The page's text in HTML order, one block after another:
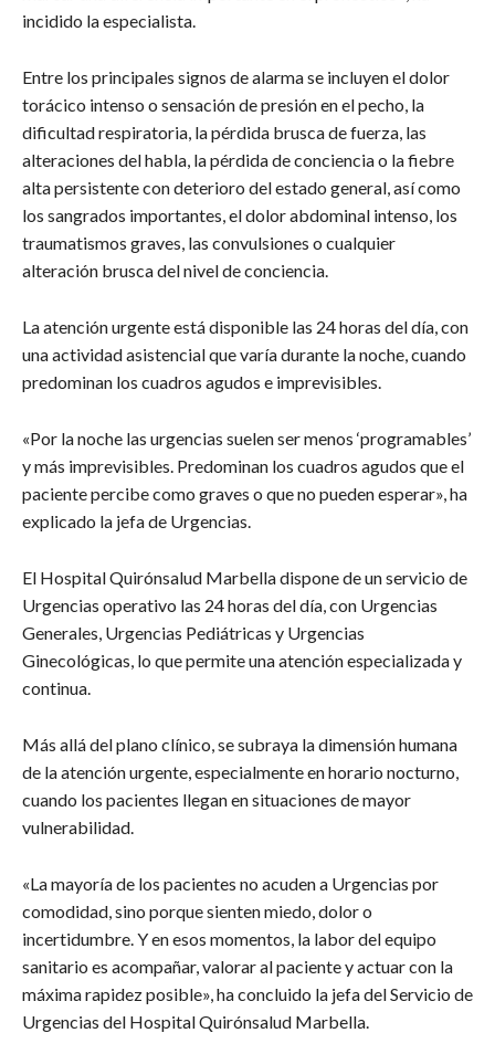
incidido la especialista.
Entre los principales signos de alarma se incluyen el dolor
torácico intenso o sensación de presión en el pecho, la
dificultad respiratoria, la pérdida brusca de fuerza, las
alteraciones del habla, la pérdida de conciencia o la fiebre
alta persistente con deterioro del estado general, así como
los sangrados importantes, el dolor abdominal intenso, los
traumatismos graves, las convulsiones o cualquier
alteración brusca del nivel de conciencia.
La atención urgente está disponible las 24 horas del día, con
una actividad asistencial que varía durante la noche, cuando
predominan los cuadros agudos e imprevisibles.
«Por la noche las urgencias suelen ser menos ‘programables’
y más imprevisibles. Predominan los cuadros agudos que el
paciente percibe como graves o que no pueden esperar», ha
explicado la jefa de Urgencias.
El Hospital Quirónsalud Marbella dispone de un servicio de
Urgencias operativo las 24 horas del día, con Urgencias
Generales, Urgencias Pediátricas y Urgencias
Ginecológicas, lo que permite una atención especializada y
continua.
Más allá del plano clínico, se subraya la dimensión humana
de la atención urgente, especialmente en horario nocturno,
cuando los pacientes llegan en situaciones de mayor
vulnerabilidad.
«La mayoría de los pacientes no acuden a Urgencias por
comodidad, sino porque sienten miedo, dolor o
incertidumbre. Y en esos momentos, la labor del equipo
sanitario es acompañar, valorar al paciente y actuar con la
máxima rapidez posible», ha concluido la jefa del Servicio de
Urgencias del Hospital Quirónsalud Marbella.